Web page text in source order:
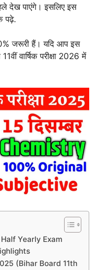
देख पाएंगे। इसलिए इस
पढ़े.
जरूरी हैं। यदि आप इस
वार्षिक परीक्षा 2026 में
Yearly Exam
2025 (Bihar Board 11th